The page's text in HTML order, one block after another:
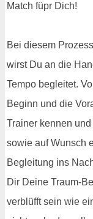
Match füpr Dich!
Bei diesem
wirst Du an die
Tempo begleitet.
Beginn und die
Trainer kennen
sowie auf Wunsch
Begleitung ins
Dir Deine Traum-
verblüfft sein wie